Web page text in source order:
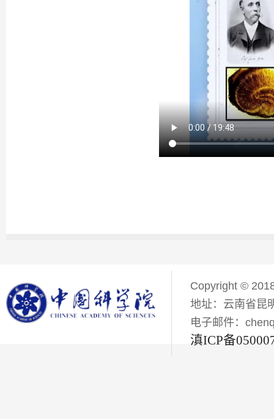
Copyright ©
地址：云南省昆
电子邮件：
滇ICP备